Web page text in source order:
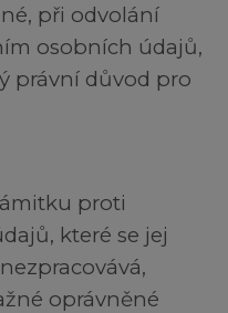
při odvolání
osobních údajů,
právní důvod pro
proti
které se jej
oprávněné